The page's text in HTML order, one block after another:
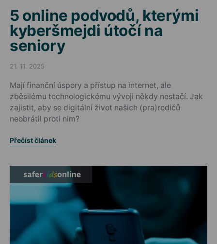
5 online podvodů, kterými
kyberšmejdi útočí na
seniory
Posted on
21. 11. 2025
Mají finanční úspory a přístup na internet, ale
zběsilému technologickému vývoji někdy nestačí. Jak
zajistit, aby se digitální život našich (pra)rodičů
neobrátil proti nim?
Přečíst článek